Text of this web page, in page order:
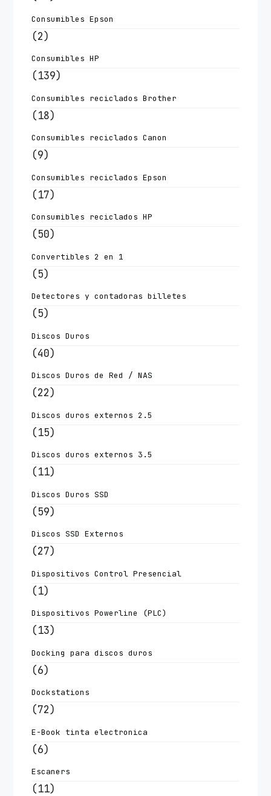
Consumibles Epson
(2)
Consumibles HP
(139)
Consumibles reciclados Brother
(18)
Consumibles reciclados Canon
(9)
Consumibles reciclados Epson
(17)
Consumibles reciclados HP
(50)
Convertibles 2 en 1
(5)
Detectores y contadoras billetes
(5)
Discos Duros
(40)
Discos Duros de Red / NAS
(22)
Discos duros externos 2.5
(15)
Discos duros externos 3.5
(11)
Discos Duros SSD
(59)
Discos SSD Externos
(27)
Dispositivos Control Presencial
(1)
Dispositivos Powerline (PLC)
(13)
Docking para discos duros
(6)
Dockstations
(72)
E-Book tinta electronica
(6)
Escaners
(11)